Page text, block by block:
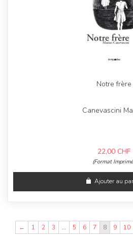
Notre frère
Canevascini
22,00 CHF
(Format
Ajouter au
← 1 2 3 … 5 6 7 8 9 10